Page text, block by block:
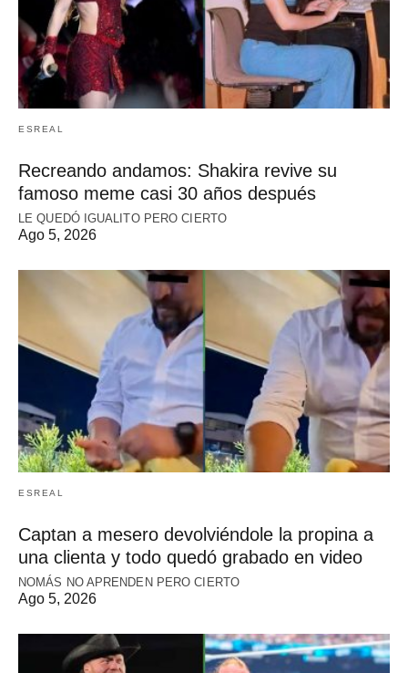
ESREAL
Recreando andamos: Shakira revive su
famoso meme casi 30 años después
LE QUEDÓ IGUALITO PERO CIERTO
Ago 5, 2026
ESREAL
Captan a mesero devolviéndole la propina a
una clienta y todo quedó grabado en video
NOMÁS NO APRENDEN PERO CIERTO
Ago 5, 2026